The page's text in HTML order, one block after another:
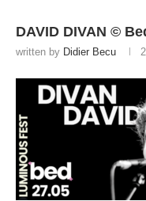
DAVID DIVAN ©
written by Didier Becu